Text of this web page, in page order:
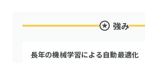
強み
長年の機械学習による自動最適化